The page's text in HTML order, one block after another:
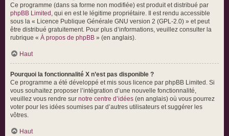
Ce programme (dans sa forme non modifiée) est produit et distribué par
phpBB Limited , qui en est le légitime propriétaire. Il est rendu accessible
sous la « Licence Publique Générale GNU version 2 (GPL-2.0) » et peut
être distribué gratuitement. Pour plus d’informations, veuillez consulter la
rubrique « À propos de phpBB » (en anglais).
Haut
Pourquoi la fonctionnalité X n’est pas disponible ?
Ce programme a été développé et mis sous licence par phpBB Limited. Si
vous souhaitez proposer l’intégration d’une nouvelle fonctionnalité,
veuillez vous rendre sur notre centre d’idées (en anglais) où vous pourrez
voter pour les idées soumises par d’autres utilisateurs et suggérer les
vôtres.
Haut